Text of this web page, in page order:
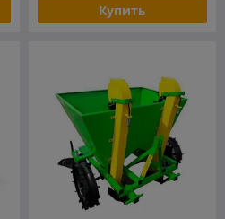
Купить